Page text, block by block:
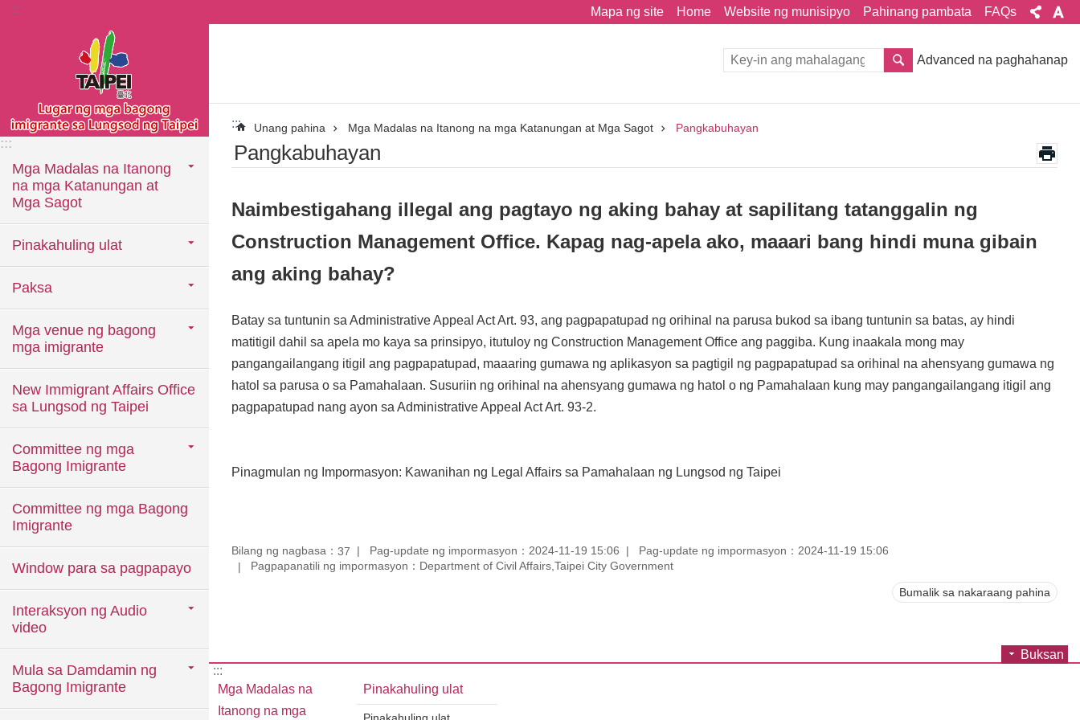
Lumaktaw sa pangunahing bloke ng nilalaman
::: Mapa ng site Home Website ng munisipyo Pahinang pambata FAQs
:::
Mga Madalas na Itanong
na mga Katanungan at
Mga Sagot
Pinakahuling ulat
Paksa
Mga venue ng bagong
mga imigrante
New Immigrant Affairs Office
sa Lungsod ng Taipei
Committee ng mga
Bagong Imigrante
Committee ng mga Bagong
Imigrante
Window para sa pagpapayo
Interaksyon ng Audio
video
Mula sa Damdamin ng
Bagong Imigrante
Advanced na paghahanap
::: Unang pahina Mga Madalas na Itanong na mga Katanungan at Mga Sagot Pangkabuhayan
Pangkabuhayan
Naimbestigahang illegal ang pagtayo ng aking bahay at sapilitang tatanggalin ng
Construction Management Office. Kapag nag-apela ako, maaari bang hindi muna gibain
ang aking bahay?
Batay sa tuntunin sa Administrative Appeal Act Art. 93, ang pagpapatupad ng orihinal na parusa bukod sa ibang tuntunin sa batas, ay hindi
matitigil dahil sa apela mo kaya sa prinsipyo, itutuloy ng Construction Management Office ang paggiba. Kung inaakala mong may
pangangailangang itigil ang pagpapatupad, maaaring gumawa ng aplikasyon sa pagtigil ng pagpapatupad sa orihinal na ahensyang gumawa ng
hatol sa parusa o sa Pamahalaan. Susuriin ng orihinal na ahensyang gumawa ng hatol o ng Pamahalaan kung may pangangailangang itigil ang
pagpapatupad nang ayon sa Administrative Appeal Act Art. 93-2.
Pinagmulan ng Impormasyon: Kawanihan ng Legal Affairs sa Pamahalaan ng Lungsod ng Taipei
Bilang ng nagbasa： 37 Pag-update ng impormasyon：2024-11-19 15:06
Pag-update ng impormasyon：2024-11-19 15:06
Pagpapanatili ng impormasyon：Department of Civil Affairs,Taipei City Government
Bumalik sa nakaraang pahina
Buksan
:::
Mga Madalas na
Itanong na mga
Pinakahuling ulat